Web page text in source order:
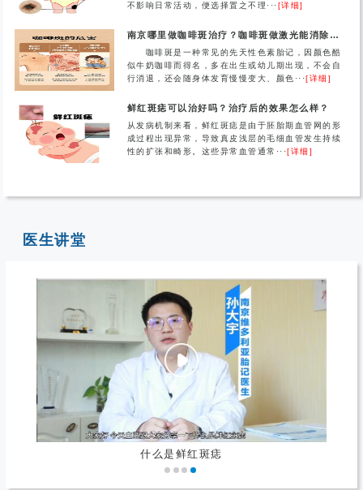
不影响日常活动，便选择置之不理···[详细]
南京哪里做咖啡斑治疗？咖啡斑做激光能消除吗？
咖啡斑是一种常见的先天性色素胎记，因颜色酷
似牛奶咖啡而得名，多在出生或幼儿期出现，不会自
行消退，还会随身体发育慢慢变大、颜色···[详细]
鲜红斑痣可以治好吗？治疗后的效果怎么样？
从发病机制来看，鲜红斑痣是由于胚胎期血管网的形
成过程出现异常，导致真皮浅层的毛细血管发生持续
性的扩张和畸形。这些异常血管通常···[详细]
医生讲堂
什么是鲜红斑痣